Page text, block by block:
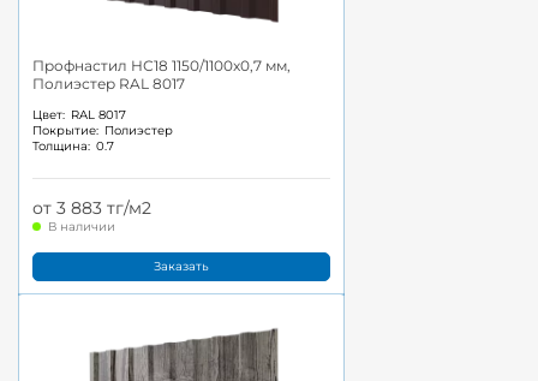
Профнастил НС18 1150/1100x0,7 мм,
Полиэстер RAL 8017
Цвет: RAL 8017
Покрытие: Полиэстер
Толщина: 0.7
от 3 883 тг/м2
В наличии
Заказать